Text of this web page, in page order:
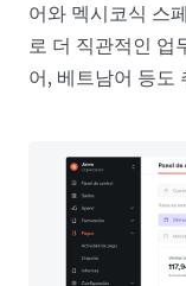
어와 멕시코식 스
로 더 직관적인 업
어, 베트남어 등도